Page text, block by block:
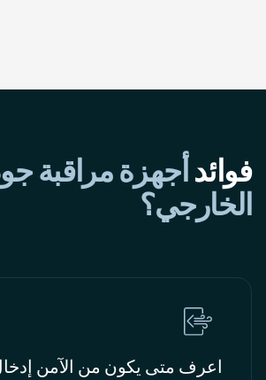
فوائدأجهزة مراقبة
الخارجي؟
اعرف متى يكون من الآمن